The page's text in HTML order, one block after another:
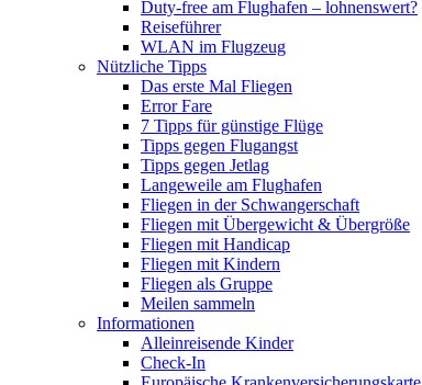
Duty-free am Flughafen – lohnenswert?
Reiseführer
WLAN im Flugzeug
Nützliche Tipps
Das erste Mal Fliegen
Error Fare
7 Tipps für günstige Flüge
Tipps gegen Flugangst
Tipps gegen Jetlag
Langeweile am Flughafen
Fliegen in der Schwangerschaft
Fliegen mit Übergewicht & Übergröße
Fliegen mit Handicap
Fliegen mit Kindern
Fliegen als Gruppe
Meilen sammeln
Informationen
Alleinreisende Kinder
Check-In